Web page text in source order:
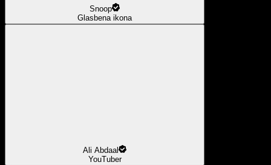
Snoop
Glasbena ikona
Ali Abdaal
YouTuber